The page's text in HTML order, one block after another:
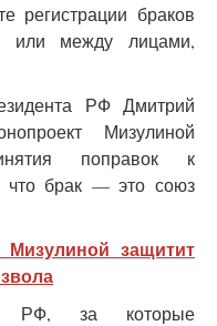
регистрации браков
или между лицами,
РФ Дмитрий
Мизулиной
поправок к
что брак — это союз
Мизулиной защитит
РФ, за которые